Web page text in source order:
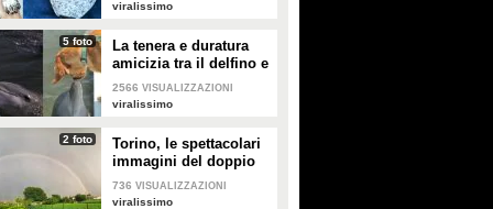
viralissimo
5 foto
La tenera e duratura
amicizia tra il delfino e
il cane: quando si
vedono si baciano
2566 VISUALIZZAZIONI
viralissimo
2 foto
Torino, le spettacolari
immagini del doppio
arcobaleno dopo la
tempesta
736 VISUALIZZAZIONI
viralissimo